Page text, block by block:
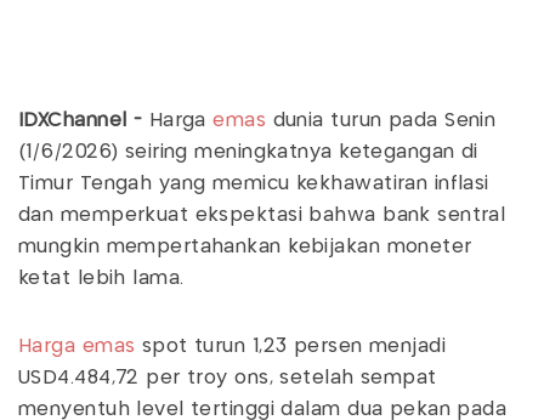
IDXChannel - Hargaemas dunia turun pada Senin
(1/6/2026) seiring meningkatnya ketegangan di
Timur Tengah yang memicu kekhawatiran inflasi
dan memperkuat ekspektasi bahwa bank sentral
mungkin mempertahankan kebijakan moneter
ketat lebih lama.
Harga emas spot turun 1,23 persen menjadi
USD4.484,72 per troy ons, setelah sempat
menyentuh level tertinggi dalam dua pekan pada